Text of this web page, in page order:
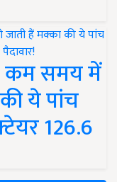
कम समय में
ये पांच
126.6